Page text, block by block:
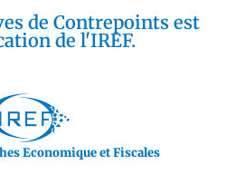
de Contrepoints est
de l'IREF.
Economique et Fiscales